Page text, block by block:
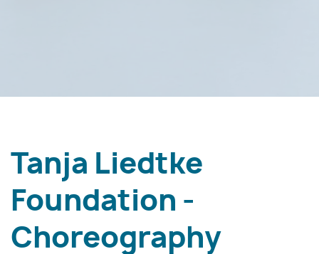
Tanja Liedtke
Foundation -
Choreography